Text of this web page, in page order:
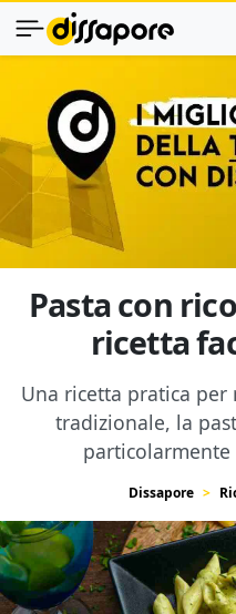
Pasta con
ricetta
Una ricetta pratica
tradizionale, la
particolarmente
Dissapore